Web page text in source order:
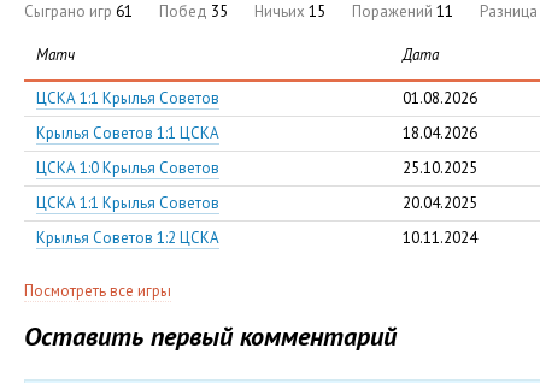
Сыграно игр 61 Побед 35 Ничьих 15 Поражений 11 Разница
Матч Дата
ЦСКА 1:1 Крылья Советов
01.08.2026
Крылья Советов 1:1 ЦСКА
18.04.2026
ЦСКА 1:0 Крылья Советов
25.10.2025
ЦСКА 1:1 Крылья Советов
20.04.2025
Крылья Советов 1:2 ЦСКА
10.11.2024
Посмотреть все игры
Оставить первый комментарий